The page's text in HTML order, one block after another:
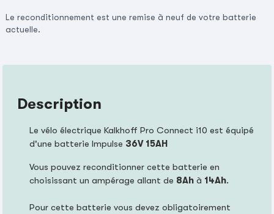
Le reconditionnement est une remise à neuf de votre batterie
actuelle.
Description
Le vélo électrique Kalkhoff Pro Connect i10 est équipé
d'une batterie Impulse 36V 15AH
Vous pouvez reconditionner cette batterie en
choisissant un ampérage allant de 8Ah à 14Ah.
Pour cette batterie vous devez obligatoirement